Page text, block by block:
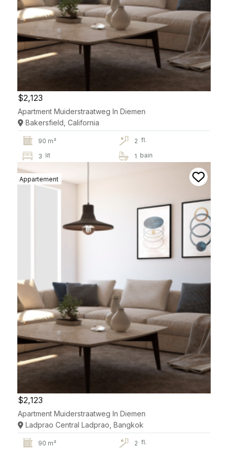
$2,123
Apartment Muiderstraatweg In Diemen
Bakersfield, California
90 m² 2 fl.
3 lit 1 bain
Appartement
$2,123
Apartment Muiderstraatweg In Diemen
Ladprao Central Ladprao, Bangkok
90 m² 2 fl.